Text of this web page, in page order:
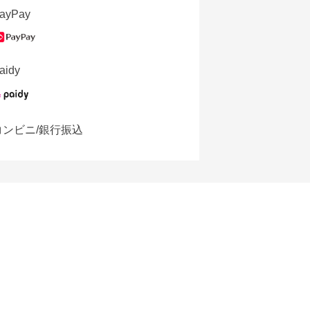
ンビニ/銀行振込